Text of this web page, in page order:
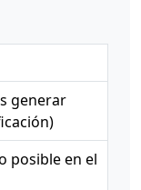
generar
posible en el